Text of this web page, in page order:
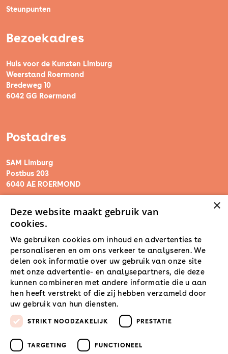
Steunpunten
Bezoekadres
Huis voor de Kunsten Limburg
Weerstand Roermond
Bredeweg 10
6042 GG Roermond
Postadres
SAM Limburg
Postbus 203
6040 AE ROERMOND
steunpunt@sam-limburg.nl
0475-399281
×
Deze website maakt gebruik van
cookies.
We gebruiken cookies om inhoud en advertenties te
personaliseren en om ons verkeer te analyseren. We
delen ook informatie over uw gebruik van onze site
met onze advertentie- en analysepartners, die deze
kunnen combineren met andere informatie die u aan
hen heeft verstrekt of die zij hebben verzameld door
uw gebruik van hun diensten.
STRIKT NOODZAKELIJK PRESTATIE
TARGETING FUNCTIONEEL